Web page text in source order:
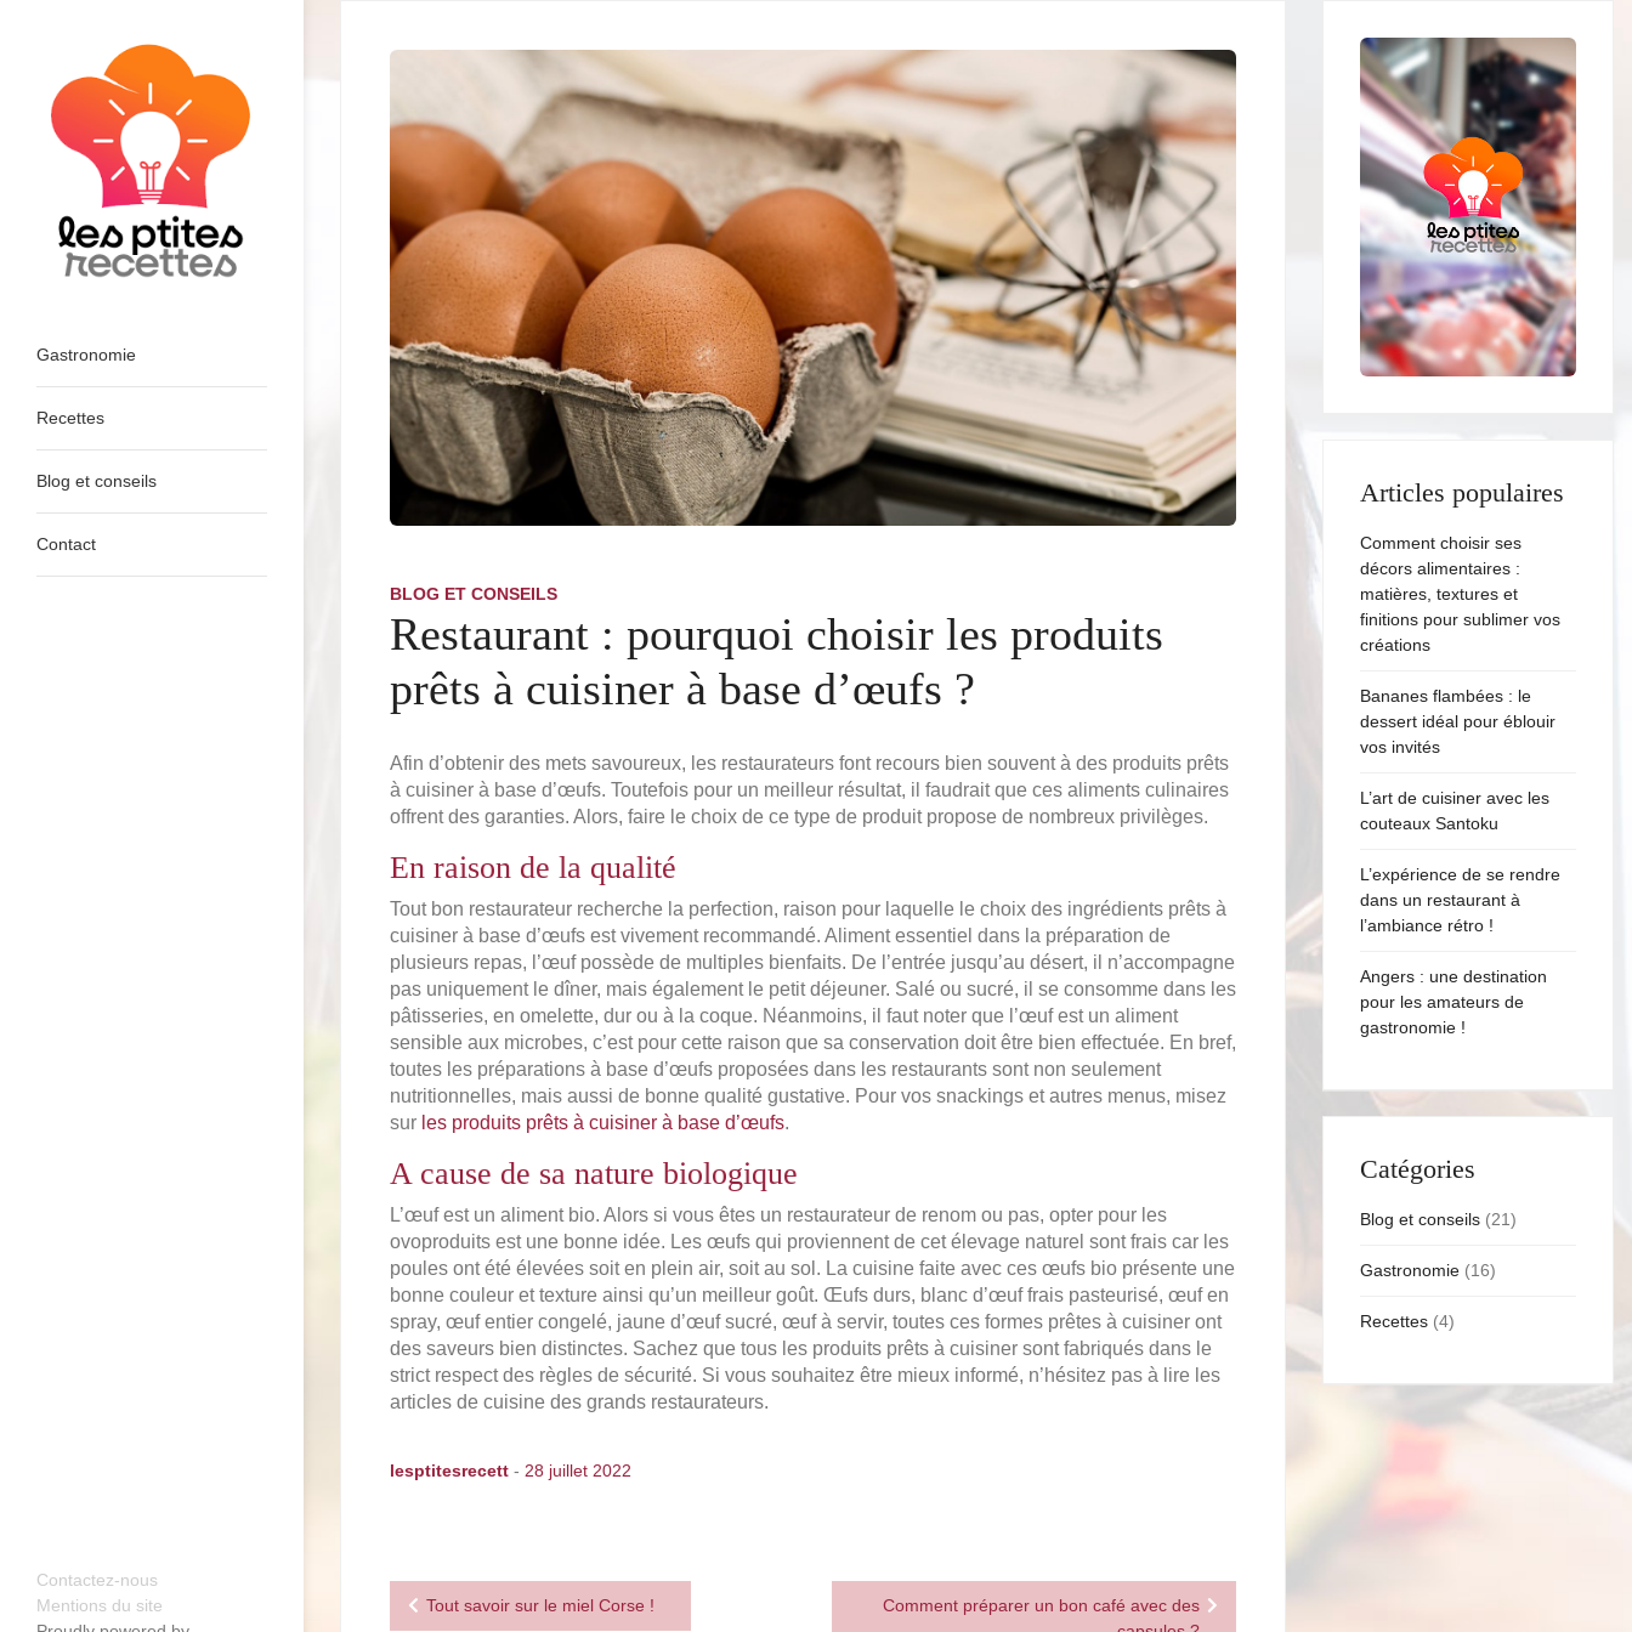
Gastronomie
Recettes
Blog et conseils
Contact
Contactez-nous
Mentions du site
BLOG ET CONSEILS
Restaurant : pourquoi choisir les produits
prêts à cuisiner à base d’œufs ?
Afin d’obtenir des mets savoureux, les restaurateurs font recours bien souvent à des produits prêts
à cuisiner à base d’œufs. Toutefois pour un meilleur résultat, il faudrait que ces aliments culinaires
offrent des garanties. Alors, faire le choix de ce type de produit propose de nombreux privilèges.
En raison de la qualité
Tout bon restaurateur recherche la perfection, raison pour laquelle le choix des ingrédients prêts à
cuisiner à base d’œufs est vivement recommandé. Aliment essentiel dans la préparation de
plusieurs repas, l’œuf possède de multiples bienfaits. De l’entrée jusqu’au désert, il n’accompagne
pas uniquement le dîner, mais également le petit déjeuner. Salé ou sucré, il se consomme dans les
pâtisseries, en omelette, dur ou à la coque. Néanmoins, il faut noter que l’œuf est un aliment
sensible aux microbes, c’est pour cette raison que sa conservation doit être bien effectuée. En bref,
toutes les préparations à base d’œufs proposées dans les restaurants sont non seulement
nutritionnelles, mais aussi de bonne qualité gustative. Pour vos snackings et autres menus, misez
sur les produits prêts à cuisiner à base d’œufs.
A cause de sa nature biologique
L’œuf est un aliment bio. Alors si vous êtes un restaurateur de renom ou pas, opter pour les
ovoproduits est une bonne idée. Les œufs qui proviennent de cet élevage naturel sont frais car les
poules ont été élevées soit en plein air, soit au sol. La cuisine faite avec ces œufs bio présente une
bonne couleur et texture ainsi qu’un meilleur goût. Œufs durs, blanc d’œuf frais pasteurisé, œuf en
spray, œuf entier congelé, jaune d’œuf sucré, œuf à servir, toutes ces formes prêtes à cuisiner ont
des saveurs bien distinctes. Sachez que tous les produits prêts à cuisiner sont fabriqués dans le
strict respect des règles de sécurité. Si vous souhaitez être mieux informé, n’hésitez pas à lire les
articles de cuisine des grands restaurateurs.
lesptitesrecett - 28 juillet 2022
Navigation
Tout savoir sur le miel Corse !
Comment préparer un bon café avec des
Articles populaires
Comment choisir ses
décors alimentaires :
matières, textures et
finitions pour sublimer vos
créations
Bananes flambées : le
dessert idéal pour éblouir
vos invités
L’art de cuisiner avec les
couteaux Santoku
L’expérience de se rendre
dans un restaurant à
l’ambiance rétro !
Angers : une destination
pour les amateurs de
gastronomie !
Catégories
Blog et conseils (21)
Gastronomie (16)
Recettes (4)